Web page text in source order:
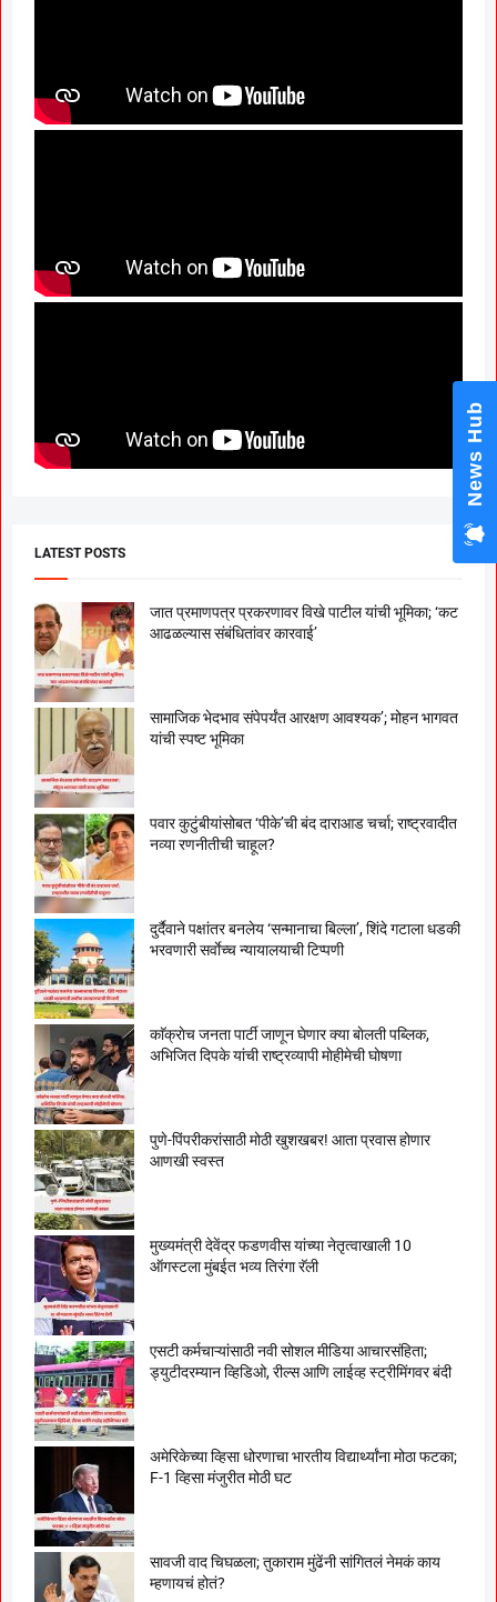
LATEST POSTS
जात प्रमाणपत्र प्रकरणावर विखे पाटील यांची भूमिका; ‘कट
आढळल्यास संबंधितांवर कारवाई’
सामाजिक भेदभाव संपेपर्यंत आरक्षण आवश्यक’; मोहन भागवत
यांची स्पष्ट भूमिका
पवार कुटुंबीयांसोबत ‘पीके’ची बंद दाराआड चर्चा; राष्ट्रवादीत
नव्या रणनीतीची चाहूल?
दुर्दैवाने पक्षांतर बनलेय ‘सन्मानाचा बिल्ला’, शिंदे गटाला धडकी
भरवणारी सर्वाेच्च न्यायालयाची टिप्पणी
काॅक्राेच जनता पार्टी जाणून घेणार क्या बाेलती पब्लिक,
अभिजित दिपके यांची राष्ट्रव्यापी माेहीमेची घाेषणा
पुणे-पिंपरीकरांसाठी मोठी खुशखबर! आता प्रवास होणार
आणखी स्वस्त
मुख्यमंत्री देवेंद्र फडणवीस यांच्या नेतृत्वाखाली 10
ऑगस्टला मुंबईत भव्य तिरंगा रॅली
एसटी कर्मचाऱ्यांसाठी नवी सोशल मीडिया आचारसंहिता;
ड्युटीदरम्यान व्हिडिओ, रील्स आणि लाईव्ह स्ट्रीमिंगवर बंदी
अमेरिकेच्या व्हिसा धोरणाचा भारतीय विद्यार्थ्यांना मोठा फटका;
F-1 व्हिसा मंजुरीत मोठी घट
सावजी वाद चिघळला; तुकाराम मुंढेंनी सांगितलं नेमकं काय
म्हणायचं होतं?
News Hub